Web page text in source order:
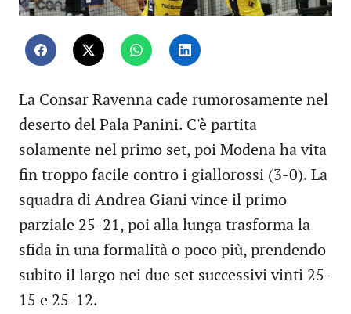
La Consar Ravenna cade rumorosamente nel
deserto del Pala Panini. C'è partita
solamente nel primo set, poi Modena ha vita
fin troppo facile contro i giallorossi (3-0). La
squadra di Andrea Giani vince il primo
parziale 25-21, poi alla lunga trasforma la
sfida in una formalità o poco più, prendendo
subito il largo nei due set successivi vinti 25-
15 e 25-12.